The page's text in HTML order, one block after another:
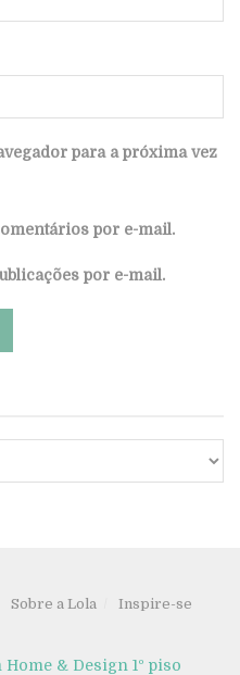
para a próxima vez
por e-mail.
por e-mail.
Sobre a Lola Inspire-se
& Design 1º piso